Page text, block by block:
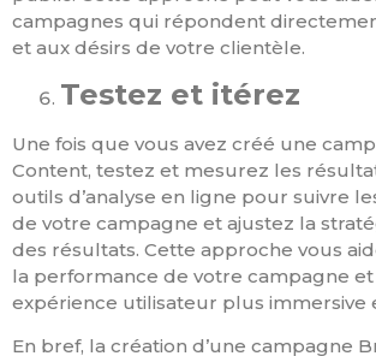
campagnes qui répondent
et aux désirs de votre clientèle.
Testez et itérez
Une fois que vous avez créé une
Content, testez et mesurez les
outils d’analyse en ligne pour suivre
de votre campagne et ajustez la
des résultats. Cette approche vous
la performance de votre campagne
expérience utilisateur plus immersive
En bref, la création d’une campagne